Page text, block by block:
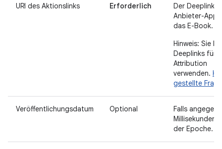
URI des Aktionslinks Erforderlich
Der Deeplink
Anbieter-App
das E-Book.
Hinweis: Sie
Deeplinks für
Attribution
verwenden.
gestellte
Veröffentlichungsdatum Optional
Falls
Millisekunden
der Epoche.